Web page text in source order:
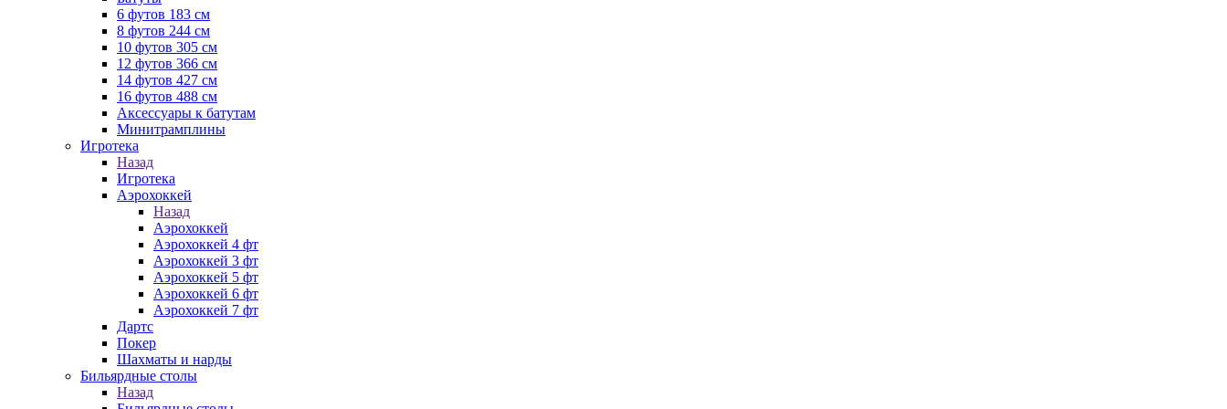
6 футов 183 см
8 футов 244 см
10 футов 305 см
12 футов 366 см
14 футов 427 см
16 футов 488 см
Аксессуары к батутам
Минитрамплины
Игротека
Назад
Игротека
Аэрохоккей
Назад
Аэрохоккей
Аэрохоккей 4 фт
Аэрохоккей 3 фт
Аэрохоккей 5 фт
Аэрохоккей 6 фт
Аэрохоккей 7 фт
Дартс
Покер
Шахматы и нарды
Бильярдные столы
Назад